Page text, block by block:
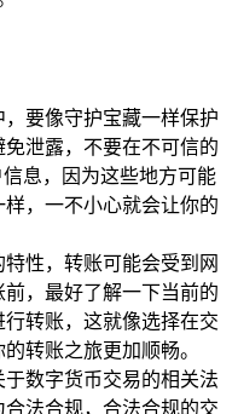
，要像守护宝藏一样保护
泄露，不要在不可信的
息，因为这些地方可能
，一不小心就会让你的
性，转账可能会受到网
，最好了解一下当前的
转账，这就像选择在交
转账之旅更加顺畅。
于数字货币交易的相关法
法合规，合法合规的交